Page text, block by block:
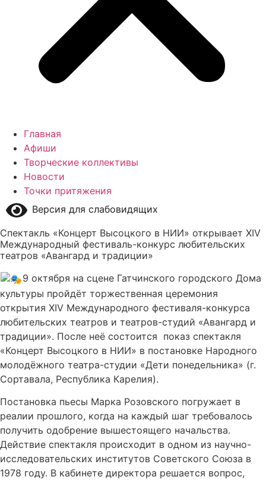
Главная
Афиши
Творческие коллективы
Новости
Точки притяжения
Версия для слабовидящих
Спектакль «Концерт Высоцкого в НИИ» открывает XIV
Международный фестиваль-конкурс любительских
театров «Авангард и традиции»
9 октября на сцене Гатчинского городского Дома
культуры пройдёт торжественная церемония
открытия XIV Международного фестиваля-конкурса
любительских театров и театров-студий «Авангард и
традиции». После неё состоится показ спектакля
«Концерт Высоцкого в НИИ» в постановке Народного
молодёжного театра-студии «Дети понедельника» (г.
Сортавала, Республика Карелия).
Постановка пьесы Марка Розовского погружает в
реалии прошлого, когда на каждый шаг требовалось
получить одобрение вышестоящего начальства.
Действие спектакля происходит в одном из научно-
исследовательских институтов Советского Союза в
1978 году. В кабинете директора решается вопрос,